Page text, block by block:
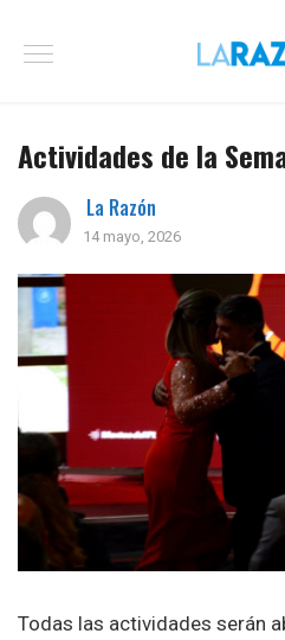
Actividades de la
La Razón
14 mayo, 2026
Todas las actividades serán